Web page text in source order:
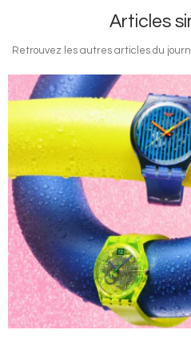
Articles
Retrouvez les autres articles du
Image